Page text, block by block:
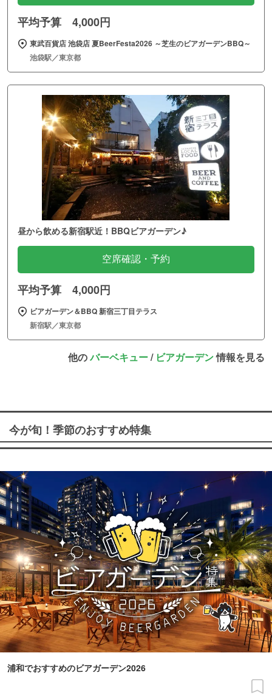
平均予算 4,000円
東武百貨店 池袋店 夏BeerFesta2026 ～芝生のビアガーデンBBQ～
池袋駅／東京都
昼から飲める新宿駅近！BBQビアガーデン♪
空席確認・予約
平均予算 4,000円
ビアガーデン＆BBQ 新宿三丁目テラス
新宿駅／東京都
他のバーベキュー/ ビアガーデン情報を見る
今が旬！季節のおすすめ特集
浦和でおすすめのビアガーデン2026